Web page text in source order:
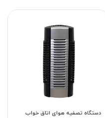
دستگاه تصفیه هوای اتاق خواب